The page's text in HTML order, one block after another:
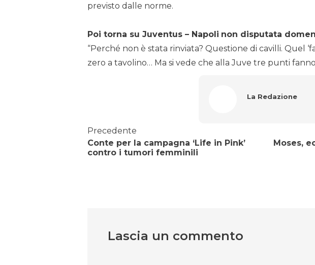
previsto dalle norme.
Poi torna su Juventus – Napoli non disputata
“Perché non è stata rinviata? Questione di cavilli. Quel
zero a tavolino… Ma si vede che alla Juve tre punti
La Redazione
Precedente
Conte per la campagna ‘Life in Pink’
contro i tumori femminili
Moses,
Lascia un commento